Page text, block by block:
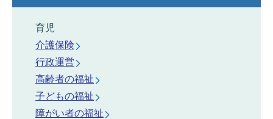
育児
介護保険
行政運営
高齢者の福祉
子どもの福祉
障がい者の福祉